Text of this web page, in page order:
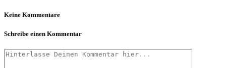
Keine Kommentare
Schreibe einen Kommentar